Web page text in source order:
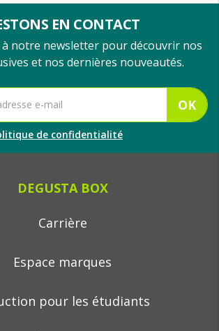
EN CONTACT
notre newsletter pour découvrir nos
et nos dernières nouveautés.
OK
de confidentialité
DEGUSTA BOX
Carrière
Espace marques
pour les étudiants